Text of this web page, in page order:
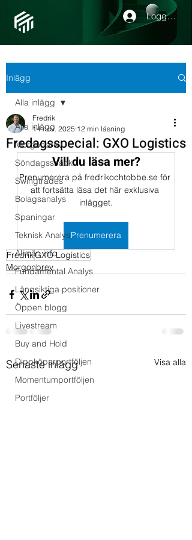
Logga in
Inlägg
Alla inlägg
Morgonbrev
Söndagssnack
Swingtrades
Bolagsanalys
Spaningar
Teknisk Analys
Allmän info
Fundamental Analys
Långsiktiga positioner
Öppen blogg
Livestream
Buy and Hold
Dippköparportföljen
Momentumportföljen
Portföljer
Alla inlägg
Fredagsspecial: GXO Logistics
Fredrik
14 nov. 2025 12 min läsning
Vill du läsa mer?
Prenumerera på fredrikochtobbe.se för
att fortsätta läsa det här exklusiva
inlägget.
Prenumerera
FredrikGXO Logistics
Morgonbrev
Senaste inlägg Visa alla